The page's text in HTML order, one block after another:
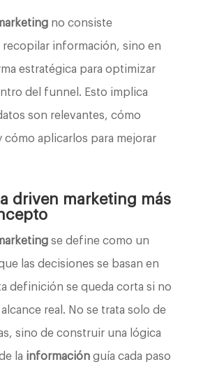
no consiste
recopilar información, sino en
estratégica para optimizar
del funnel. Esto implica
son relevantes, cómo
cómo aplicarlos para mejorar
driven marketing más
se define como un
las decisiones se basan en
definición se queda corta si no
real. No se trata solo de
sino de construir una lógica
la informaciónguía cada paso